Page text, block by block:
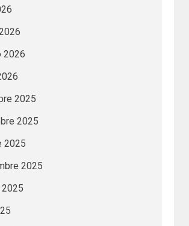
2026
2025
2025
2025
2025